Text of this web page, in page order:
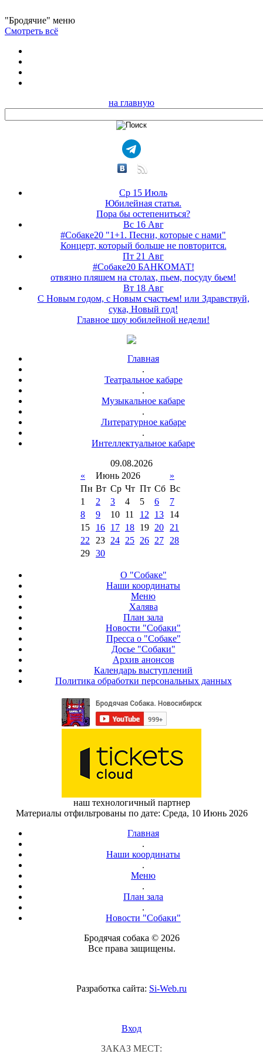
"Бродячие" меню
Смотреть всё
на главную
Ср 15 Июль
Юбилейная статья.
Пора бы остепениться?
Вс 16 Авг
#Собаке20 "1+1. Песни, которые с нами"
Концерт, который больше не повторится.
Пт 21 Авг
#Собаке20 БАНКОМАТ!
отвязно пляшем на столах, пьем, посуду бьем!
Вт 18 Авг
С Новым годом, с Новым счастьем! или Здравствуй,
сука, Новый год!
Главное шоу юбилейной недели!
Главная
.
Театральное кабаре
.
Музыкальное кабаре
.
Литературное кабаре
.
Интеллектуальное кабаре
09.08.2026
«
Июнь 2026
»
Пн Вт Ср Чт Пт Сб Вс
1
2 3 4 5 6
7
8
9 10 11 12 13
14
15
16 17 18 19 20
21
22
23 24 25 26 27
28
29 30
О "Собаке"
Наши координаты
Меню
Халява
План зала
Новости "Собаки"
Пресса о "Собаке"
Досье "Собаки"
Архив анонсов
Календарь выступлений
Политика обработки персональных данных
наш технологичный партнер
Материалы отфильтрованы по дате: Среда, 10 Июнь 2026
Главная
.
Наши координаты
.
Меню
.
План зала
.
Новости "Собаки"
Бродячая собака © 2026
Все права защищены.
Разработка сайта: Si-Web.ru
Вход
ЗАКАЗ МЕСТ: